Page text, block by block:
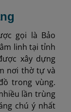
gọi là Bảo
linh tại tỉnh
xây dựng
nơi thờ tự và
trong vùng.
lần trùng
chú ý nhất